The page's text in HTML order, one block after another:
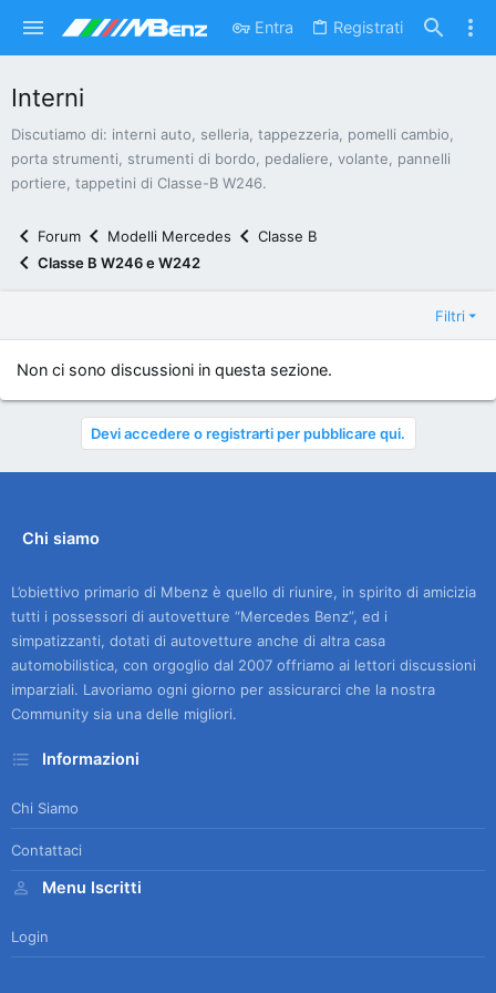
Entra Registrati
Interni
Discutiamo di: interni auto, selleria, tappezzeria, pomelli cambio,
porta strumenti, strumenti di bordo, pedaliere, volante, pannelli
portiere, tappetini di Classe-B W246.
Forum Modelli Mercedes
Classe B
Classe B W246 e W242
Filtri
Non ci sono discussioni in questa sezione.
Devi accedere o registrarti per pubblicare qui.
Chi siamo
L’obiettivo primario di Mbenz è quello di riunire, in spirito di amicizia
tutti i possessori di autovetture “Mercedes Benz”, ed i
simpatizzanti, dotati di autovetture anche di altra casa
automobilistica, con orgoglio dal 2007 offriamo ai lettori discussioni
imparziali. Lavoriamo ogni giorno per assicurarci che la nostra
Community sia una delle migliori.
Informazioni
Chi Siamo
Contattaci
Menu Iscritti
Login